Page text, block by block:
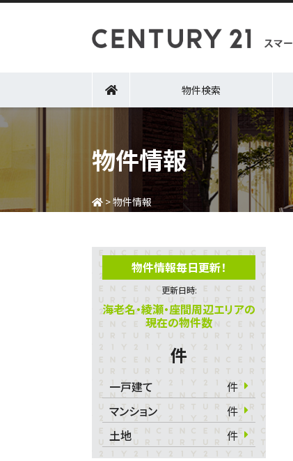
物件検索
物件情報
>物件情報
物件情報毎日更新！
更新日時:
海老名・綾瀬・座間周辺エリアの
現在の物件数
件
一戸建て
件
マンション
件
土地
件